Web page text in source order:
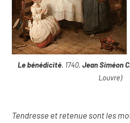
Le bénédicité, 1740, Jean Siméon
Louvre)
Tendresse et retenue sont les